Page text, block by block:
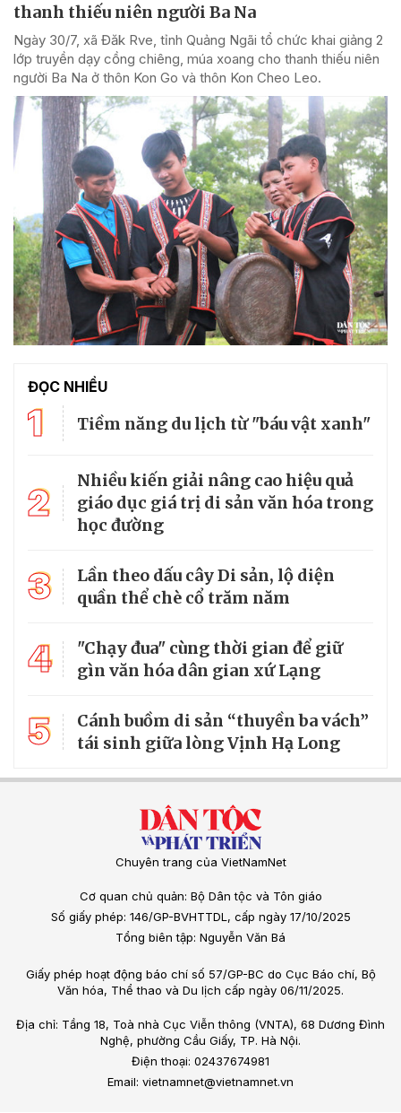
thanh thiếu niên người Ba Na
Ngày 30/7, xã Đăk Rve, tỉnh Quảng Ngãi tổ chức khai giảng 2
lớp truyền dạy cồng chiêng, múa xoang cho thanh thiếu niên
người Ba Na ở thôn Kon Go và thôn Kon Cheo Leo.
ĐỌC NHIỀU
1 Tiềm năng du lịch từ "báu vật xanh"
2
Nhiều kiến giải nâng cao hiệu quả
giáo dục giá trị di sản văn hóa trong
học đường
3
Lần theo dấu cây Di sản, lộ diện
quần thể chè cổ trăm năm
4
"Chạy đua" cùng thời gian để giữ
gìn văn hóa dân gian xứ Lạng
5
Cánh buồm di sản “thuyền ba vách”
tái sinh giữa lòng Vịnh Hạ Long
Chuyên trang của VietNamNet
Cơ quan chủ quản: Bộ Dân tộc và Tôn giáo
Số giấy phép: 146/GP-BVHTTDL, cấp ngày 17/10/2025
Tổng biên tập: Nguyễn Văn Bá
Giấy phép hoạt động báo chí số 57/GP-BC do Cục Báo chí, Bộ
Văn hóa, Thể thao và Du lịch cấp ngày 06/11/2025.
Địa chỉ: Tầng 18, Toà nhà Cục Viễn thông (VNTA), 68 Dương Đình
Nghệ, phường Cầu Giấy, TP. Hà Nội.
Điện thoại: 02437674981
Email: vietnamnet@vietnamnet.vn